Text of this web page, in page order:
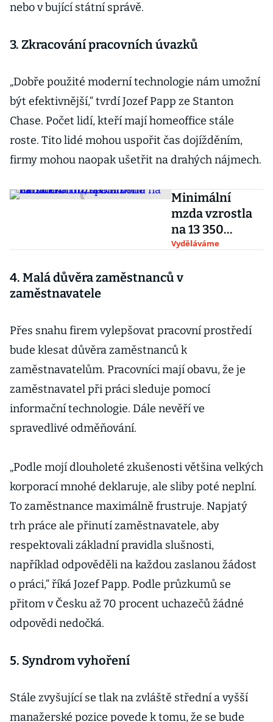
nebo v bující státní správě.
3. Zkracování pracovních úvazků
„Dobře použité moderní technologie nám umožní
být efektivnější,“ tvrdí Jozef Papp ze Stanton
Chase. Počet lidí, kteří mají homeoffice stále
roste. Tito lidé mohou uspořit čas dojížděním,
firmy mohou naopak ušetřit na drahých nájmech.
Minimální
mzda vzrostla
na 13 350
korun, spolu s
mzda a mnoho
Vyděláváme
4. Malá důvěra zaměstnanců v
zaměstnavatele
Přes snahu firem vylepšovat pracovní prostředí
bude klesat důvěra zaměstnanců k
zaměstnavatelům. Pracovníci mají obavu, že je
zaměstnavatel při práci sleduje pomocí
informační technologie. Dále nevěří ve
spravedlivé odměňování.
„Podle mojí dlouholeté zkušenosti většina velkých
korporací mnohé deklaruje, ale sliby poté neplní.
To zaměstnance maximálně frustruje. Napjatý
trh práce ale přinutí zaměstnavatele, aby
respektovali základní pravidla slušnosti,
například odpověděli na každou zaslanou žádost
o práci,“ říká Jozef Papp. Podle průzkumů se
přitom v Česku až 70 procent uchazečů žádné
odpovědi nedočká.
5. Syndrom vyhoření
Stále zvyšující se tlak na zvláště střední a vyšší
manažerské pozice povede k tomu, že se bude